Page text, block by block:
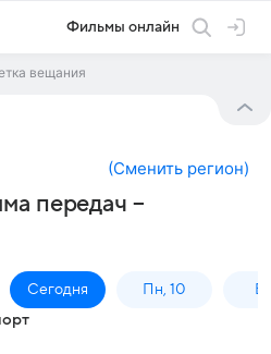
Фильмы онлайн
вещания
(Сменить регион)
передач –
Сегодня Пн, 10